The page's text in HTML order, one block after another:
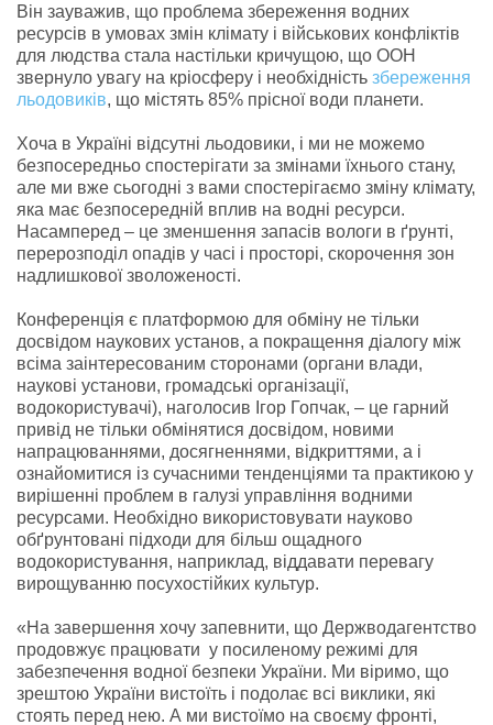
Він зауважив, що проблема збереження водних
ресурсів в умовах змін клімату і військових конфліктів
для людства стала настільки кричущою, що ООН
звернуло увагу на кріосферу і необхідність збереження
льодовиків, що містять 85% прісної води планети.
Хоча в Україні відсутні льодовики, і ми не можемо
безпосередньо спостерігати за змінами їхнього стану,
але ми вже сьогодні з вами спостерігаємо зміну клімату,
яка має безпосередній вплив на водні ресурси.
Насамперед – це зменшення запасів вологи в ґрунті,
перерозподіл опадів у часі і просторі, скорочення зон
надлишкової зволоженості.
Конференція є платформою для обміну не тільки
досвідом наукових установ, а покращення діалогу між
всіма заінтересованим сторонами (органи влади,
наукові установи, громадські організації,
водокористувачі), наголосив Ігор Гопчак, – це гарний
привід не тільки обмінятися досвідом, новими
напрацюваннями, досягненнями, відкриттями, а і
ознайомитися із сучасними тенденціями та практикою у
вирішенні проблем в галузі управління водними
ресурсами. Необхідно використовувати науково
обґрунтовані підходи для більш ощадного
водокористування, наприклад, віддавати перевагу
вирощуванню посухостійких культур.
«На завершення хочу запевнити, що Держводагентство
продовжує працювати у посиленому режимі для
забезпечення водної безпеки України. Ми віримо, що
зрештою України вистоїть і подолає всі виклики, які
стоять перед нею. А ми вистоїмо на своєму фронті,